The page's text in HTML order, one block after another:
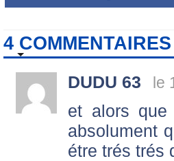
4 COMMENTAIRES
DUDU 63 le
et alors
absolument
étre trés trés